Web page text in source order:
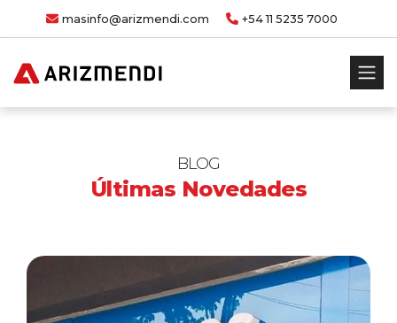
masinfo@arizmendi.com +54 11 5235 7000
BLOG
Últimas Novedades